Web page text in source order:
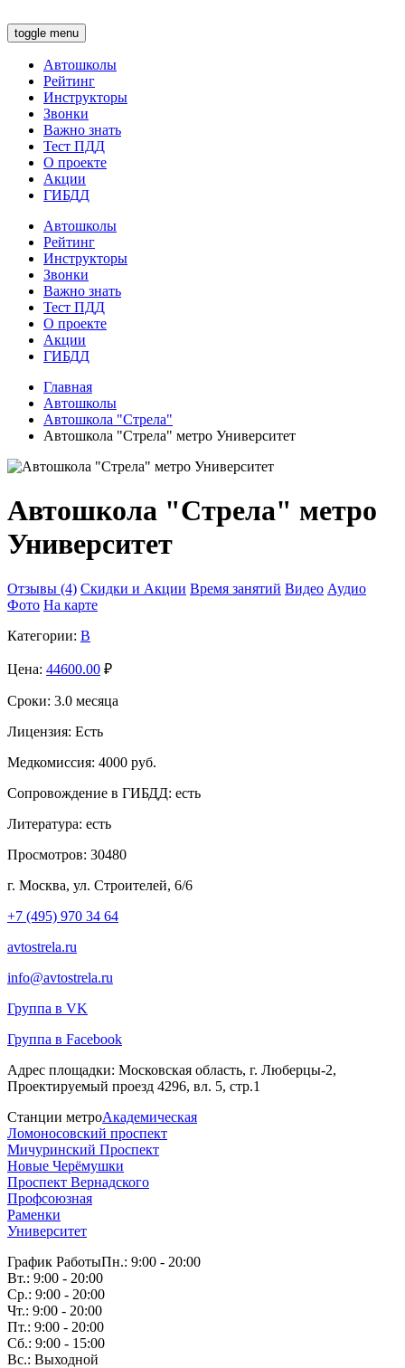
toggle menu
Автошколы
Рейтинг
Инструкторы
Звонки
Важно знать
Тест ПДД
О проекте
Акции
ГИБДД
Автошколы
Рейтинг
Инструкторы
Звонки
Важно знать
Тест ПДД
О проекте
Акции
ГИБДД
Главная
Автошколы
Автошкола "Стрела"
Автошкола "Стрела" метро Университет
Автошкола "Стрела" метро
Университет
Отзывы (4) Скидки и Акции Время занятий Видео Аудио
Фото На карте
Категории: B
Цена: 44600.00 ₽
Сроки: 3.0 месяца
Лицензия: Есть
Медкомиссия: 4000 руб.
Сопровождение в ГИБДД: есть
Литература: есть
Просмотров: 30480
г. Москва, ул. Строителей, 6/6
+7 (495) 970 34 64
avtostrela.ru
info@avtostrela.ru
Группа в VK
Группа в Facebook
Адрес площадки: Московская область, г. Люберцы-2,
Проектируемый проезд 4296, вл. 5, стр.1
Станции метроАкадемическая
Ломоносовский проспект
Мичуринский Проспект
Новые Черёмушки
Проспект Вернадского
Профсоюзная
Раменки
Университет
График РаботыПн.: 9:00 - 20:00
Вт.: 9:00 - 20:00
Ср.: 9:00 - 20:00
Чт.: 9:00 - 20:00
Пт.: 9:00 - 20:00
Сб.: 9:00 - 15:00
Вс.: Выходной